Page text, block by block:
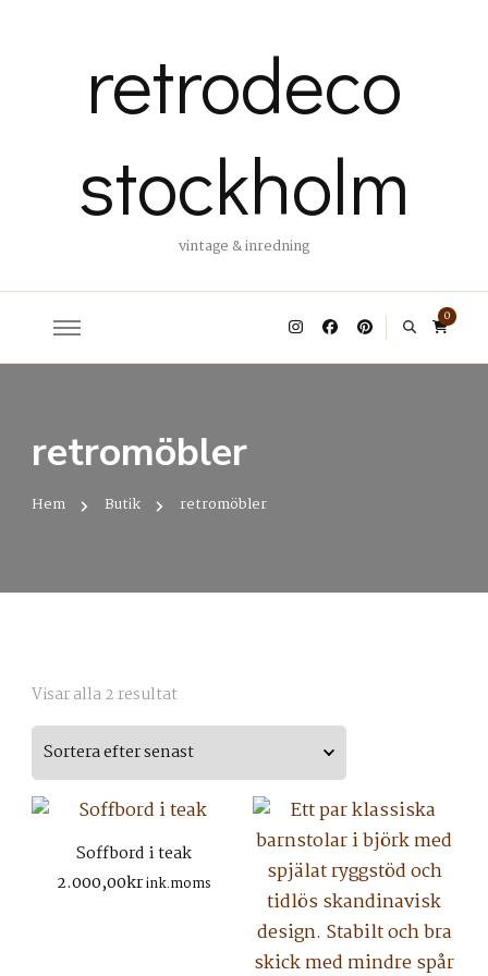
retrodeco
stockholm
vintage & inredning
0
retromöbler
Hem Butik retromöbler
Visar alla 2 resultatSortera
efter
senaste
Soffbord i teak
2.000,00krink.moms